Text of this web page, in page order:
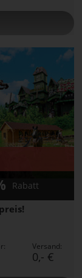
Rabatt
Versand:
0,- €